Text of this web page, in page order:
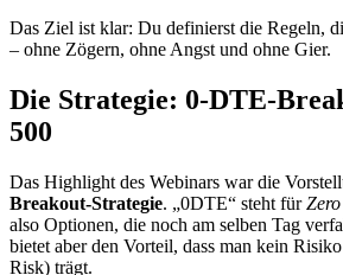
Das Ziel ist klar: Du definierst die Regeln,
– ohne Zögern, ohne Angst und ohne Gier.
Die Strategie: 0-DTE-
500
Das Highlight des Webinars war die
Breakout-Strategie. „0DTE“ steht für
also Optionen, die noch am selben Tag
bietet aber den Vorteil, dass man kein
Risk) trägt.